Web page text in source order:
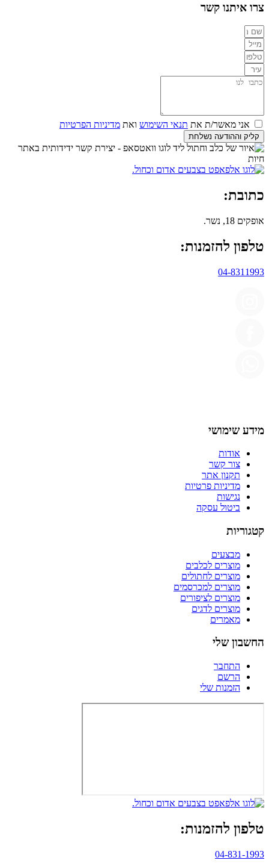
צרו איתנו קשר
אני מאשר/ת את תנאי השימוש ואת מדיניות הפרטיות
קליק וההודעה נשלחת
כתובת:
אופקים 18, נשר.
טלפון להזמנות:
04-8311993
מידע שימושי
אודות
צור קשר
תקנון אתר
מדיניות פרטיות
נגישות
ביטול עסקה
קטגוריות
מבצעים
מוצרים לכלבים
מוצרים לחתולים
מוצרים למכרסמים
מוצרים לציפורים
מוצרים לדגים
מאמרים
החשבון שלי
התחבר
הרשם
הזמנות שלי
טלפון להזמנות:
04-831-1993